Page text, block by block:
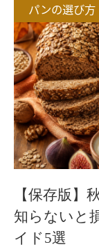
パンの選び方
【保存版】
知らないと
イド5選